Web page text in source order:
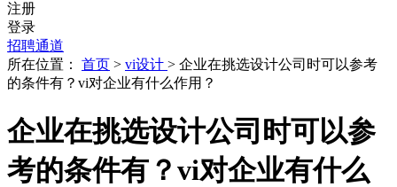
注册
登录
招聘通道
所在位置： 首页 > vi设计 > 企业在挑选设计公司时可以参考
的条件有？vi对企业有什么作用？
企业在挑选设计公司时可以参
考的条件有？vi对企业有什么